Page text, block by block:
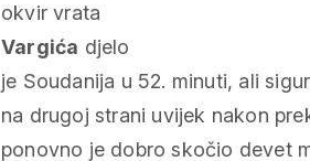
okvir vrata
Vargića djelo
je Soudanija u 52. minuti, ali
na drugoj strani uvijek nakon
ponovno je dobro skočio devet